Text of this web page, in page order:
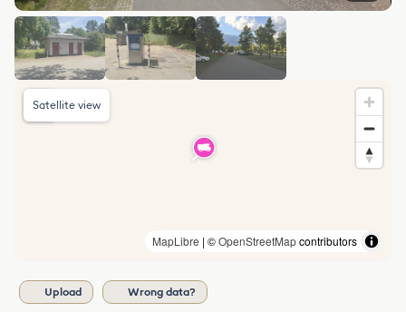
MapLibre | ©OpenStreetMapcontributors
Satellite view
Upload Wrong data?